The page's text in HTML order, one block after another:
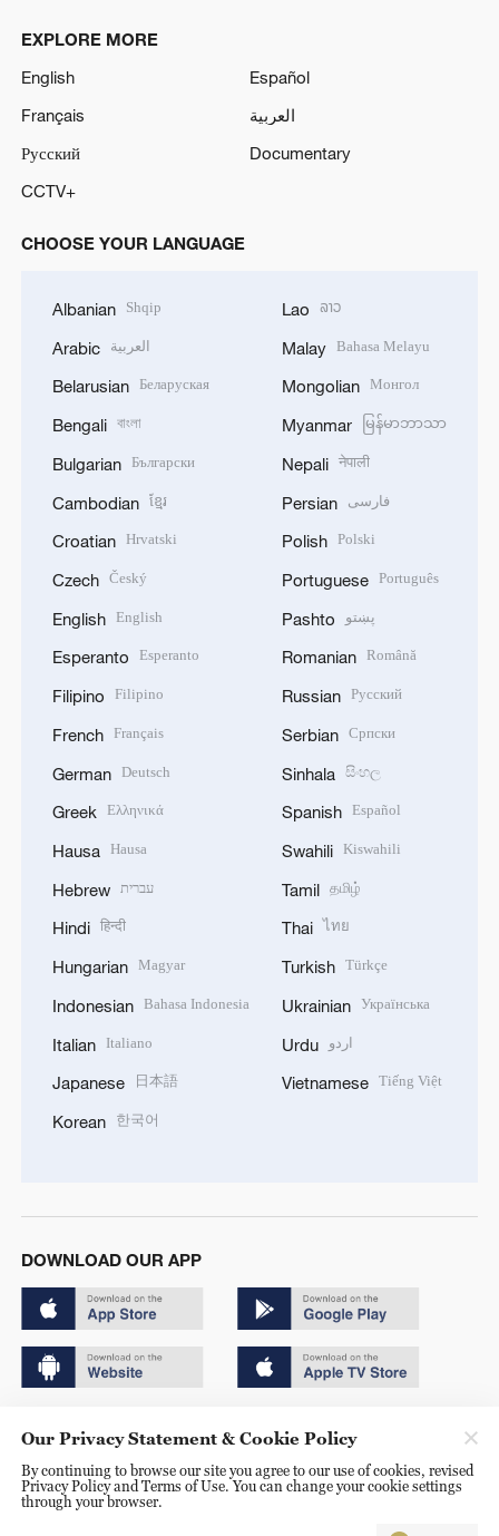
EXPLORE MORE
English
Español
Français
العربية
Русский
Documentary
CCTV+
CHOOSE YOUR LANGUAGE
Albanian Shqip
Arabic العربية
Belarusian Беларуская
Bengali বাংলা
Bulgarian Български
Cambodian ខ្មែរ
Croatian Hrvatski
Czech Český
English English
Esperanto Esperanto
Filipino Filipino
French Français
German Deutsch
Greek Ελληνικά
Hausa Hausa
Hebrew עברית
Hindi हिन्दी
Hungarian Magyar
Indonesian Bahasa Indonesia
Italian Italiano
Japanese 日本語
Korean 한국어
Lao ລາວ
Malay Bahasa Melayu
Mongolian Монгол
Myanmar မြန်မာဘာသာ
Nepali नेपाली
Persian فارسی
Polish Polski
Portuguese Português
Pashto پښتو
Romanian Română
Russian Русский
Serbian Српски
Sinhala සිංහල
Spanish Español
Swahili Kiswahili
Tamil தமிழ்
Thai ไทย
Turkish Türkçe
Ukrainian Українська
Urdu اردو
Vietnamese Tiếng Việt
DOWNLOAD OUR APP
京ICP备20000184号
京公网安备 11010502050052号
Our Privacy Statement & Cookie Policy
By continuing to browse our site you agree to our use of cookies, revised
Privacy Policy and Terms of Use. You can change your cookie settings
through your browser.